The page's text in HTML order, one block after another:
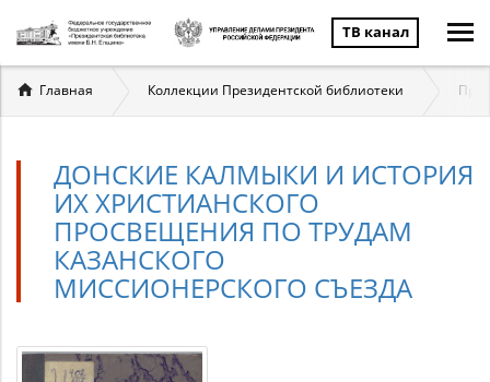
ТВ канал
Вы
здесь
Главная Коллекции Президентской библиотеки
ДОНСКИЕ КАЛМЫКИ И ИСТОРИЯ
ИХ ХРИСТИАНСКОГО
ПРОСВЕЩЕНИЯ ПО ТРУДАМ
КАЗАНСКОГО
МИССИОНЕРСКОГО СЪЕЗДА